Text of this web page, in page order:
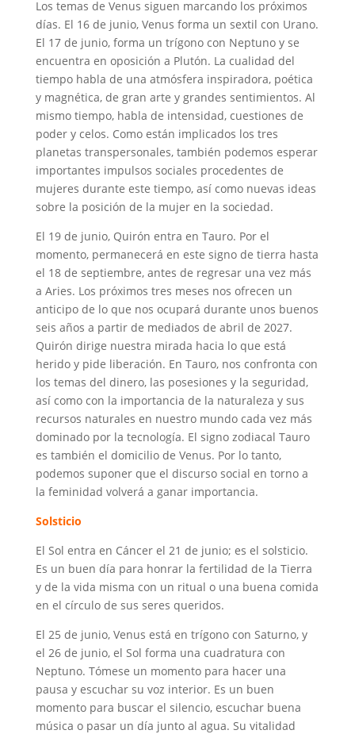
Los temas de Venus siguen marcando los próximos
días. El 16 de junio, Venus forma un sextil con Urano.
El 17 de junio, forma un trígono con Neptuno y se
encuentra en oposición a Plutón. La cualidad del
tiempo habla de una atmósfera inspiradora, poética
y magnética, de gran arte y grandes sentimientos. Al
mismo tiempo, habla de intensidad, cuestiones de
poder y celos. Como están implicados los tres
planetas transpersonales, también podemos esperar
importantes impulsos sociales procedentes de
mujeres durante este tiempo, así como nuevas ideas
sobre la posición de la mujer en la sociedad.
El 19 de junio, Quirón entra en Tauro. Por el
momento, permanecerá en este signo de tierra hasta
el 18 de septiembre, antes de regresar una vez más
a Aries. Los próximos tres meses nos ofrecen un
anticipo de lo que nos ocupará durante unos buenos
seis años a partir de mediados de abril de 2027.
Quirón dirige nuestra mirada hacia lo que está
herido y pide liberación. En Tauro, nos confronta con
los temas del dinero, las posesiones y la seguridad,
así como con la importancia de la naturaleza y sus
recursos naturales en nuestro mundo cada vez más
dominado por la tecnología. El signo zodiacal Tauro
es también el domicilio de Venus. Por lo tanto,
podemos suponer que el discurso social en torno a
la feminidad volverá a ganar importancia.
Solsticio
El Sol entra en Cáncer el 21 de junio; es el solsticio.
Es un buen día para honrar la fertilidad de la Tierra
y de la vida misma con un ritual o una buena comida
en el círculo de sus seres queridos.
El 25 de junio, Venus está en trígono con Saturno, y
el 26 de junio, el Sol forma una cuadratura con
Neptuno. Tómese un momento para hacer una
pausa y escuchar su voz interior. Es un buen
momento para buscar el silencio, escuchar buena
música o pasar un día junto al agua. Su vitalidad